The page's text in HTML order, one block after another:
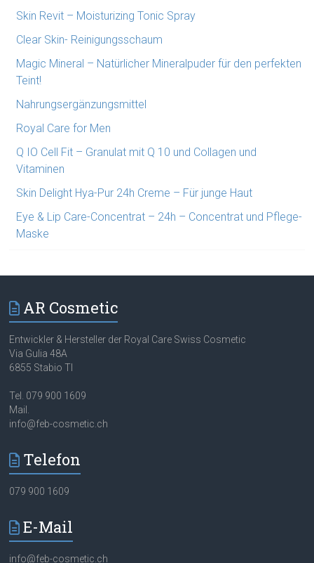
Skin Revit – Moisturizing Tonic Spray
Clear Skin- Reinigungsschaum
Magic Mineral – Natürlicher Mineralpuder für den perfekten
Teint!
Nahrungsergänzungsmittel
Royal Care for Men
Q IO Cell Fit – Granulat mit Q 10 und Collagen und
Vitaminen
Skin Delight Hya-Pur 24h Creme – Für junge Haut
Eye & Lip Care-Concentrat – 24h – Concentrat und Pflege-
Maske
AR Cosmetic
Entwickler & Hersteller der Royal Care Swiss Cosmetic
Via Gulia 48A
6855 Stabio TI
Tel. 079 900 1609
Mail.
info@feb-cosmetic.ch
Telefon
079 900 1609
E-Mail
info@feb-cosmetic.ch